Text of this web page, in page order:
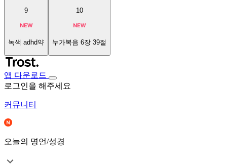
9
녹색 adhd약
10
누가복음 6장 39절
앱 다운로드
로그인을 해주세요
커뮤니티
오늘의 명언/성경